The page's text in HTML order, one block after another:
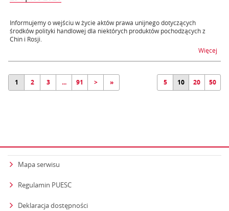
Informujemy o wejściu w życie aktów prawa unijnego dotyczących
środków polityki handlowej dla niektórych produktów pochodzących z
Chin i Rosji.
Więcej
1 2 3 ... 91 > » 5 10 20 50
Mapa serwisu
Regulamin PUESC
Deklaracja dostępności